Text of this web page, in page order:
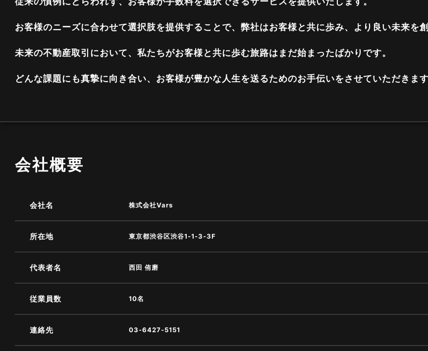
お客様のニーズに合わせて選択肢を提供することで、弊社はお客様と共に歩み、より良い未来を
未来の不動産取引において、私たちがお客様と共に歩む旅路はまだ始まったばかりです。
どんな課題にも真摯に向き合い、お客様が豊かな人生を送るためのお手伝いをさせていただきます
会社概要
会社名 株式会社Vars
所在地 東京都渋谷区渋谷1-1-3-3F
代表者名 西田 侑磨
従業員数 10名
連絡先 03-6427-5151